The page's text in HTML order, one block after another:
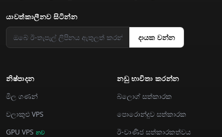
යාවත්කාලීනව සිටින්න
දායක වන්න
නිෂ්පාදන
මිල ගණන්
වලාකුළු VPS
GPU VPS නව
නඩු භාවිතා කරන්න
බ්ලොග් සත්කාරක
පොරොන්දුව සත්කාරක
ඊ-වාණිජ සත්කාරකත්වය